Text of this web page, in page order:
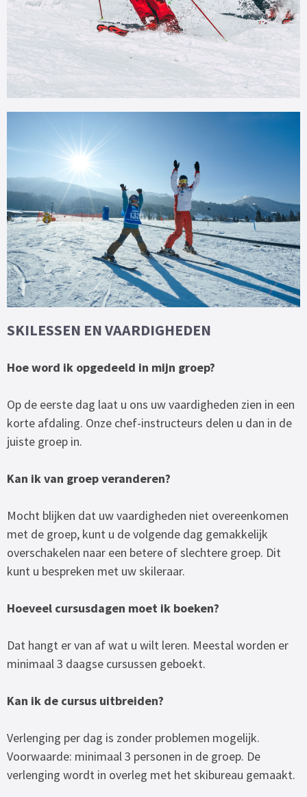
SKILESSEN EN VAARDIGHEDEN
Hoe word ik opgedeeld in mijn groep?
Op de eerste dag laat u ons uw vaardigheden zien in een
korte afdaling. Onze chef-instructeurs delen u dan in de
juiste groep in.
Kan ik van groep veranderen?
Mocht blijken dat uw vaardigheden niet overeenkomen
met de groep, kunt u de volgende dag gemakkelijk
overschakelen naar een betere of slechtere groep. Dit
kunt u bespreken met uw skileraar.
Hoeveel cursusdagen moet ik boeken?
Dat hangt er van af wat u wilt leren. Meestal worden er
minimaal 3 daagse cursussen geboekt.
Kan ik de cursus uitbreiden?
Verlenging per dag is zonder problemen mogelijk.
Voorwaarde: minimaal 3 personen in de groep. De
verlenging wordt in overleg met het skibureau gemaakt.